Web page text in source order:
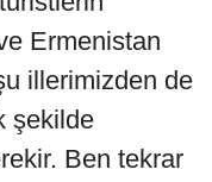
Ermenistan
illerimizden de
şekilde
Ben tekrar